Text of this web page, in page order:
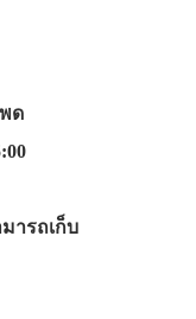
ด
ารถเก็บ